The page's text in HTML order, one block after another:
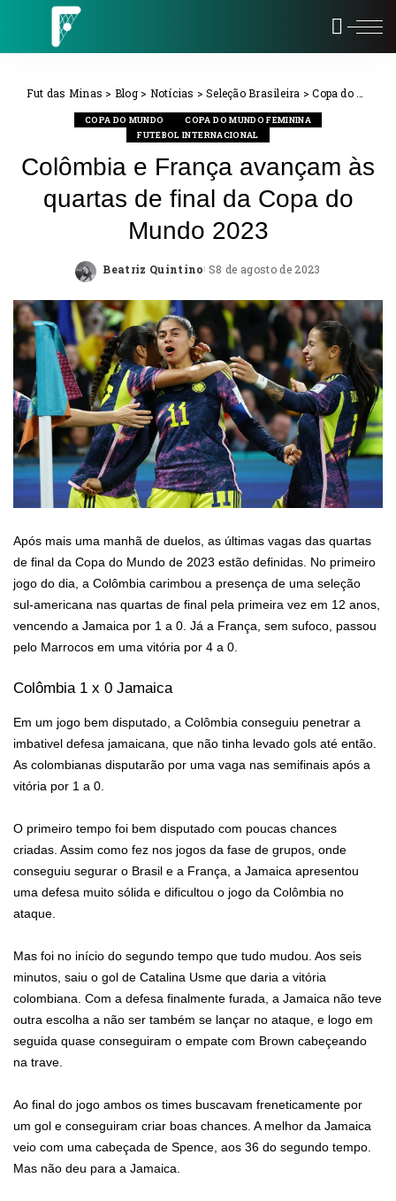
Fut das Minas > Blog> Notícias >Seleção Brasileira >Copa do Mundo Feminina
COPA DO MUNDO
COPA DO MUNDO FEMININA
FUTEBOL INTERNACIONAL
Colômbia e França avançam às
quartas de final da Copa do
Mundo 2023
Posted
Beatriz Quintino 8 de agosto de 2023
Após mais uma manhã de duelos, as últimas vagas das quartas
de final da Copa do Mundo de 2023 estão definidas. No primeiro
jogo do dia, a Colômbia carimbou a presença de uma seleção
sul-americana nas quartas de final pela primeira vez em 12 anos,
vencendo a Jamaica por 1 a 0. Já a França, sem sufoco, passou
pelo Marrocos em uma vitória por 4 a 0.
Colômbia 1 x 0 Jamaica
Em um jogo bem disputado, a Colômbia conseguiu penetrar a
imbativel defesa jamaicana, que não tinha levado gols até então.
As colombianas disputarão por uma vaga nas semifinais após a
vitória por 1 a 0.
O primeiro tempo foi bem disputado com poucas chances
criadas. Assim como fez nos jogos da fase de grupos, onde
conseguiu segurar o Brasil e a França, a Jamaica apresentou
uma defesa muito sólida e dificultou o jogo da Colômbia no
ataque.
Mas foi no início do segundo tempo que tudo mudou. Aos seis
minutos, saiu o gol de Catalina Usme que daria a vitória
colombiana. Com a defesa finalmente furada, a Jamaica não teve
outra escolha a não ser também se lançar no ataque, e logo em
seguida quase conseguiram o empate com Brown cabeçeando
na trave.
Ao final do jogo ambos os times buscavam freneticamente por
um gol e conseguiram criar boas chances. A melhor da Jamaica
veio com uma cabeçada de Spence, aos 36 do segundo tempo.
Mas não deu para a Jamaica.